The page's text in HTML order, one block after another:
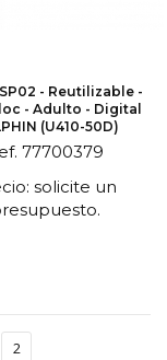
- Reutilizable -
- Adulto - Digital
(U410-50D)
77700379
solicite un
2